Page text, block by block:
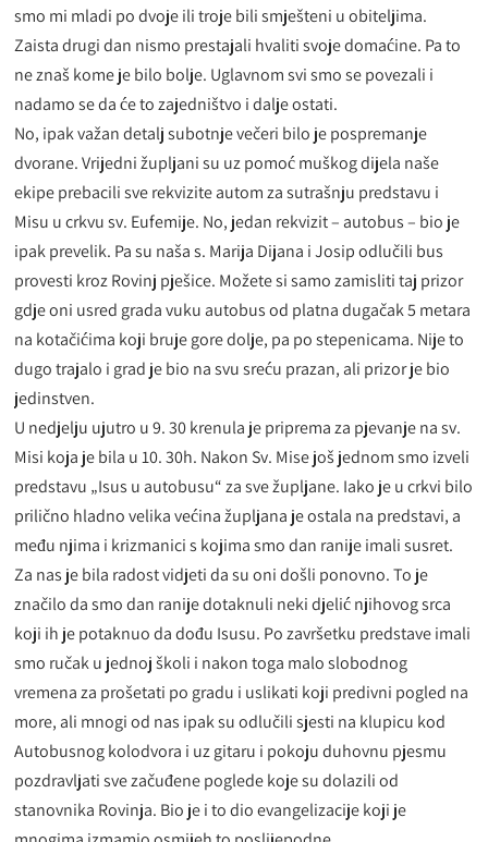
smo mi mladi po dvoje ili troje bili smješteni u obiteljima.
Zaista drugi dan nismo prestajali hvaliti svoje domaćine. Pa to
ne znaš kome je bilo bolje. Uglavnom svi smo se povezali i
nadamo se da će to zajedništvo i dalje ostati.
No, ipak važan detalj subotnje večeri bilo je pospremanje
dvorane. Vrijedni župljani su uz pomoć muškog dijela naše
ekipe prebacili sve rekvizite autom za sutrašnju predstavu i
Misu u crkvu sv. Eufemije. No, jedan rekvizit – autobus – bio je
ipak prevelik. Pa su naša s. Marija Dijana i Josip odlučili bus
provesti kroz Rovinj pješice. Možete si samo zamisliti taj prizor
gdje oni usred grada vuku autobus od platna dugačak 5 metara
na kotačićima koji bruje gore dolje, pa po stepenicama. Nije to
dugo trajalo i grad je bio na svu sreću prazan, ali prizor je bio
jedinstven.
U nedjelju ujutro u 9. 30 krenula je priprema za pjevanje na sv.
Misi koja je bila u 10. 30h. Nakon Sv. Mise još jednom smo izveli
predstavu „Isus u autobusu“ za sve župljane. Iako je u crkvi bilo
prilično hladno velika većina župljana je ostala na predstavi, a
među njima i krizmanici s kojima smo dan ranije imali susret.
Za nas je bila radost vidjeti da su oni došli ponovno. To je
značilo da smo dan ranije dotaknuli neki djelić njihovog srca
koji ih je potaknuo da dođu Isusu. Po završetku predstave imali
smo ručak u jednoj školi i nakon toga malo slobodnog
vremena za prošetati po gradu i uslikati koji predivni pogled na
more, ali mnogi od nas ipak su odlučili sjesti na klupicu kod
Autobusnog kolodvora i uz gitaru i pokoju duhovnu pjesmu
pozdravljati sve začuđene poglede koje su dolazili od
stanovnika Rovinja. Bio je i to dio evangelizacije koji je